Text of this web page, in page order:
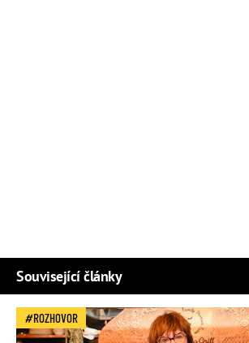
Související články
ROZHOVOR